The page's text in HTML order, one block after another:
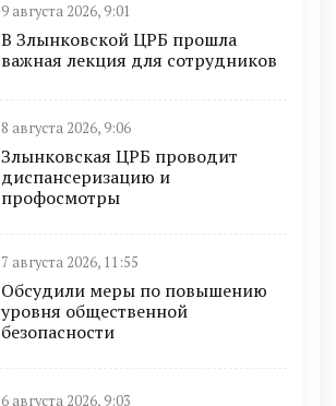
9 августа 2026, 9:01
В Злынковской ЦРБ прошла
важная лекция для сотрудников
8 августа 2026, 9:06
Злынковская ЦРБ проводит
диспансеризацию и
профосмотры
7 августа 2026, 11:55
Обсудили меры по повышению
уровня общественной
безопасности
6 августа 2026, 9:03